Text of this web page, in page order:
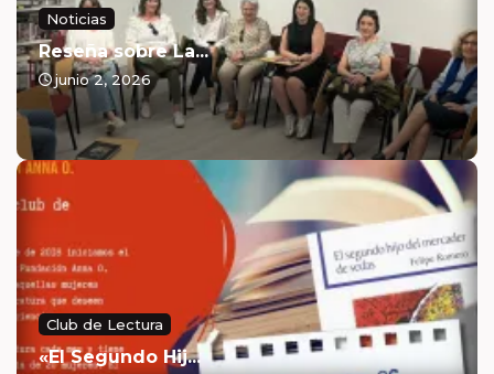
Noticias
Reseña sobre La...
junio 2, 2026
Club de Lectura
«El Segundo Hij...